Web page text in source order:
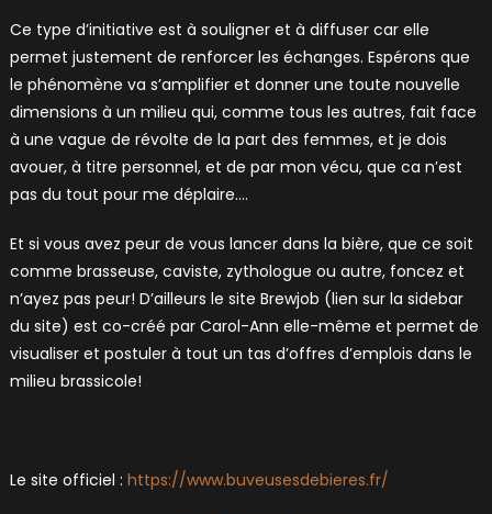
Ce type d’initiative est à souligner et à diffuser car elle
permet justement de renforcer les échanges. Espérons que
le phénomène va s’amplifier et donner une toute nouvelle
dimensions à un milieu qui, comme tous les autres, fait face
à une vague de révolte de la part des femmes, et je dois
avouer, à titre personnel, et de par mon vécu, que ca n’est
pas du tout pour me déplaire….
Et si vous avez peur de vous lancer dans la bière, que ce soit
comme brasseuse, caviste, zythologue ou autre, foncez et
n’ayez pas peur! D’ailleurs le site Brewjob (lien sur la sidebar
du site) est co-créé par Carol-Ann elle-même et permet de
visualiser et postuler à tout un tas d’offres d’emplois dans le
milieu brassicole!
Le site officiel : https://www.buveusesdebieres.fr/